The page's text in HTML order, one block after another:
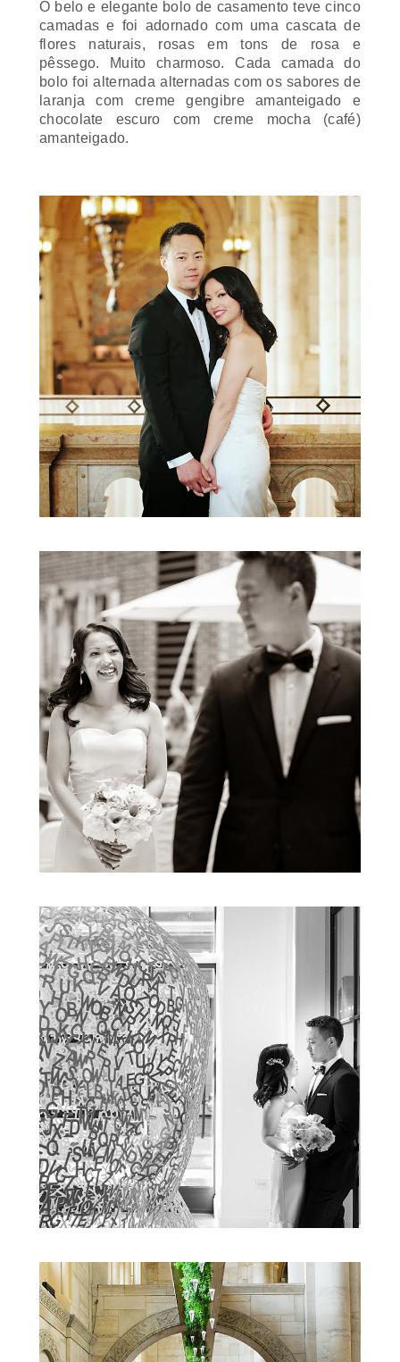
camadas e foi adornado com uma cascata de
flores naturais, rosas em tons de rosa e
pêssego. Muito charmoso. Cada camada do
bolo foi alternada alternadas com os sabores de
laranja com creme gengibre amanteigado e
chocolate escuro com creme mocha(café)
amanteigado.